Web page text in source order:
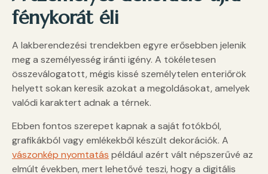
fénykorát éli
A lakberendezési trendekben egyre erősebben jelenik
meg a személyesség iránti igény. A tökéletesen
összeválogatott, mégis kissé személytelen enteriőrök
helyett sokan keresik azokat a megoldásokat, amelyek
valódi karaktert adnak a térnek.
Ebben fontos szerepet kapnak a saját fotókból,
grafikákból vagy emlékekből készült dekorációk. A
vászonkép nyomtatás például azért vált népszerűvé az
elmúlt években, mert lehetővé teszi, hogy a digitális